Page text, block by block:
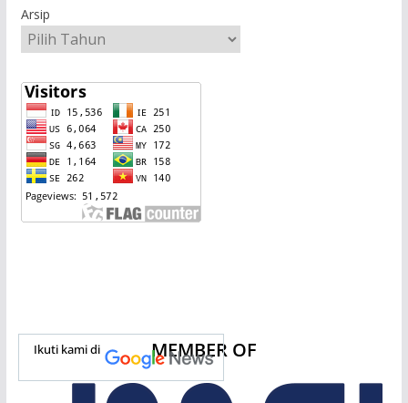
Arsip
Ikuti kami di MEMBER OF